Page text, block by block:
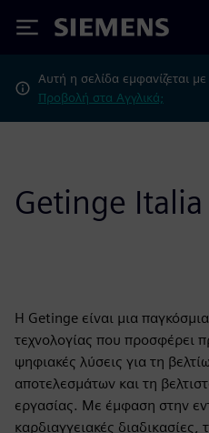
Siemens
Αυτή η σελίδα εμφανίζεται
Προβολή στα Αγγλικά;
Getinge Italia
Η Getinge είναι μια παγκόσμια
τεχνολογίας που προσφέρει
ψηφιακές λύσεις για τη
αποτελεσμάτων και τη
εργασίας. Με έμφαση στην
καρδιαγγειακές διαδικασίες,